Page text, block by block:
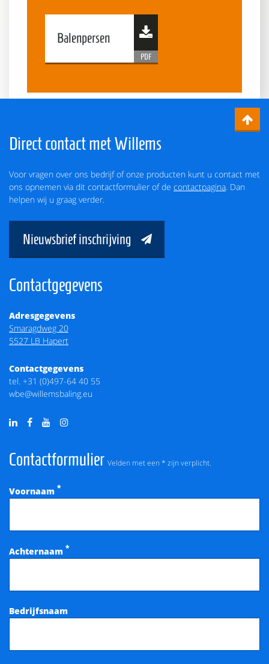
Balenpersen
Direct contact met Willems
Voor vragen over ons bedrijf of onze producten kunt u contact met
ons opnemen via dit contactformulier of de contactpagina. Dan
helpen wij u graag verder.
Nieuwsbrief inschrijving
Contactformulier Velden met een * zijn verplicht.
Voornaam *
Achternaam *
Bedrijfsnaam
Contactgegevens
Adresgegevens
Smaragdweg 20
5527 LB Hapert
Contactgegevens
tel. +31 (0)497-64 40 55
wbe@willemsbaling.eu